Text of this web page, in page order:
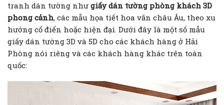
tranh dán tường như giấy dán tường phòng khách 3D
phong cảnh, các mẫu họa tiết hoa văn châu Âu, theo xu
hướng cổ điển hoặc hiện đại. Dưới đây là một số mẫu
giấy dán tường 3D và 5D cho các khách hàng ở Hải
Phòng nói riêng và các khách hàng khác trên toàn
quốc: